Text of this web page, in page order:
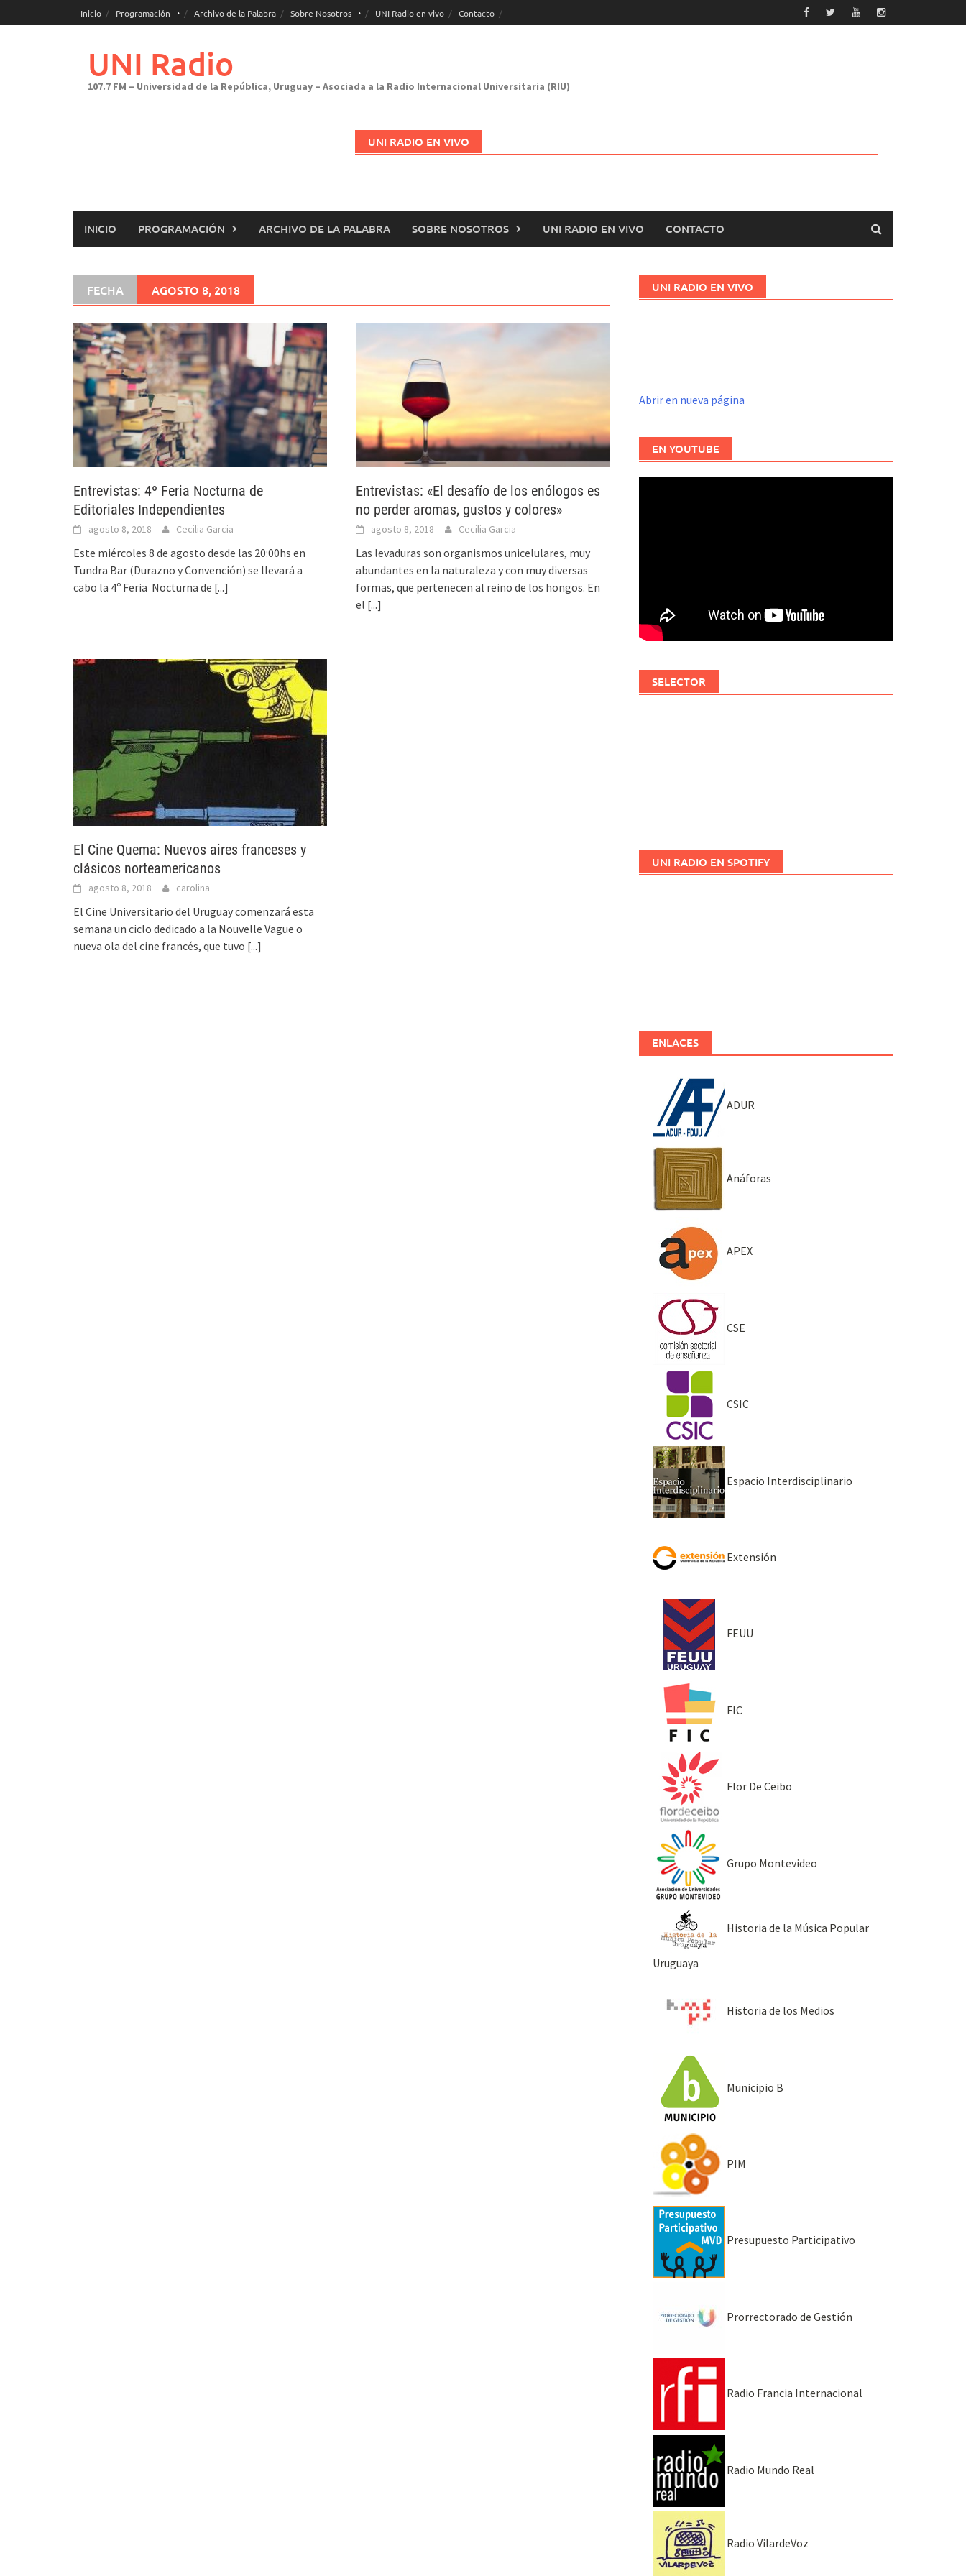
al
Inicio Programación Archivo de la Palabra Sobre Nosotros UNI Radio en vivo Contacto
UNI Radio
107.7 FM – Universidad de la República, Uruguay – Asociada a la Radio Internacional Universitaria (RIU)
UNI RADIO EN VIVO
INICIO PROGRAMACIÓN ARCHIVO DE LA PALABRA SOBRE NOSOTROS UNI RADIO EN VIVO CONTACTO
FECHA AGOSTO 8, 2018
Entrevistas: 4º Feria Nocturna de
Editoriales Independientes
agosto 8, 2018 Cecilia Garcia
Este miércoles 8 de agosto desde las 20:00hs en
Tundra Bar (Durazno y Convención) se llevará a
cabo la 4º Feria Nocturna de [...]
Entrevistas: «El desafío de los enólogos es
no perder aromas, gustos y colores»
agosto 8, 2018 Cecilia Garcia
Las levaduras son organismos unicelulares, muy
abundantes en la naturaleza y con muy diversas
formas, que pertenecen al reino de los hongos. En
el [...]
El Cine Quema: Nuevos aires franceses y
clásicos norteamericanos
agosto 8, 2018 carolina
El Cine Universitario del Uruguay comenzará esta
semana un ciclo dedicado a la Nouvelle Vague o
nueva ola del cine francés, que tuvo [...]
UNI RADIO EN VIVO
Abrir en nueva página
EN YOUTUBE
SELECTOR
UNI RADIO EN SPOTIFY
ENLACES
ADUR
Anáforas
APEX
CSE
CSIC
Espacio Interdisciplinario
Extensión
FEUU
FIC
Flor De Ceibo
Grupo Montevideo
Historia de la Música Popular
Uruguaya
Historia de los Medios
Municipio B
PIM
Presupuesto Participativo
Prorrectorado de Gestión
Radio Francia Internacional
Radio Mundo Real
Radio VilardeVoz